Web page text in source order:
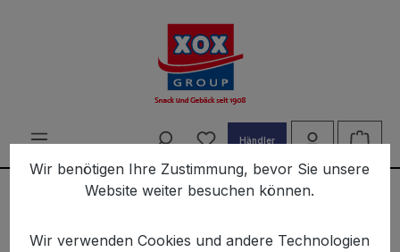
Du hast 0 Produkte auf
Händler
Informationen
Wir benötigen Ihre Zustimmung, bevor Sie unsere
Website weiter besuchen können.
Wir verwenden Cookies und andere Technologien